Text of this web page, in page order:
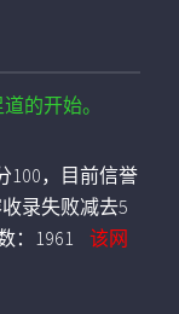
的开始。
100，目前信誉
录失败减去5
： 1961
该网